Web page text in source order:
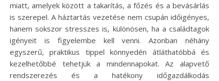
miatt, amelyek között a takarítás, a főzés és a bevásárlás
is szerepel. A háztartás vezetése nem csupán időigényes,
hanem sokszor stresszes is, különösen, ha a családtagok
igényeit is figyelembe kell venni. Azonban néhány
egyszerű, praktikus tippel könnyedén átláthatóbbá és
kezelhetőbbé tehetjük a mindennapokat. Az alapvető
rendszerezés és a hatékony időgazdálkodás